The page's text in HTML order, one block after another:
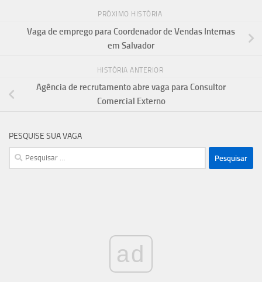
PRÓXIMO HISTÓRIA
Vaga de emprego para Coordenador de Vendas Internas
em Salvador
HISTÓRIA ANTERIOR
Agência de recrutamento abre vaga para Consultor
Comercial Externo
PESQUISE SUA VAGA
Pesquisar
por:
ad